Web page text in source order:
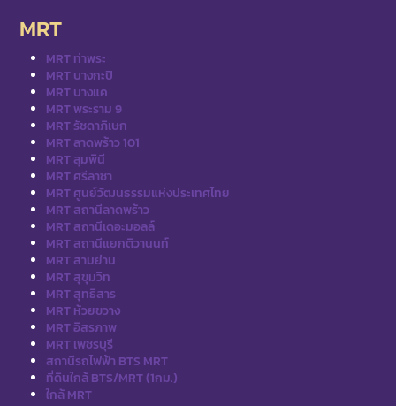
MRT
MRT ท่าพระ
MRT บางกะปิ
MRT บางแค
MRT พระราม 9
MRT รัชดาภิเษก
MRT ลาดพร้าว 101
MRT ลุมพินี
MRT ศรีลาซา
MRT ศูนย์วัฒนธรรมแห่งประเทศไทย
MRT สถานีลาดพร้าว
MRT สถานีเดอะมอลล์
MRT สถานีแยกติวานนท์
MRT สามย่าน
MRT สุขุมวิท
MRT สุทธิสาร
MRT ห้วยขวาง
MRT อิสรภาพ
MRT เพชรบุรี
สถานีรถไฟฟ้า BTS MRT
ที่ดินใกล้ BTS/MRT (1กม.)
ใกล้ MRT